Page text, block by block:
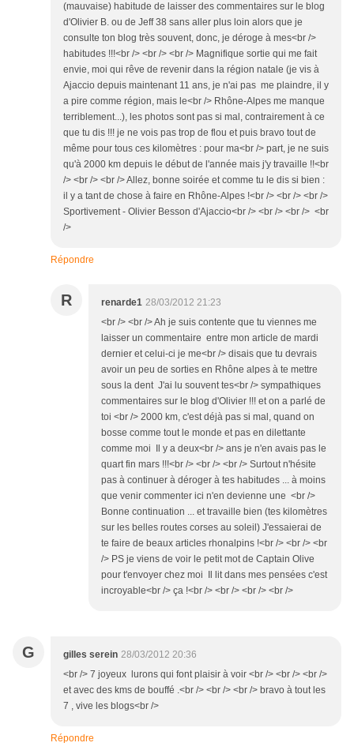
(mauvaise) habitude de laisser des commentaires sur le blog
d'Olivier B. ou de Jeff 38 sans aller plus loin alors que je
consulte ton blog très souvent, donc, je déroge à mes<br />
habitudes !!!<br /> <br /> <br /> Magnifique sortie qui me fait
envie, moi qui rêve de revenir dans la région natale (je vis à
Ajaccio depuis maintenant 11 ans, je n'ai pas me plaindre, il y
a pire comme région, mais le<br /> Rhône-Alpes me manque
terriblement...), les photos sont pas si mal, contrairement à ce
que tu dis !!! je ne vois pas trop de flou et puis bravo tout de
même pour tous ces kilomètres : pour ma<br /> part, je ne suis
qu'à 2000 km depuis le début de l'année mais j'y travaille !!<br
/> <br /> <br /> Allez, bonne soirée et comme tu le dis si bien :
il y a tant de chose à faire en Rhône-Alpes !<br /> <br /> <br />
Sportivement - Olivier Besson d'Ajaccio<br /> <br /> <br /> <br
/>
Répondre
R renarde1 28/03/2012 21:23
<br /> <br /> Ah je suis contente que tu viennes me
laisser un commentaire entre mon article de mardi
dernier et celui-ci je me<br /> disais que tu devrais
avoir un peu de sorties en Rhône alpes à te mettre
sous la dent J'ai lu souvent tes<br /> sympathiques
commentaires sur le blog d'Olivier !!! et on a parlé de
toi <br /> 2000 km, c'est déjà pas si mal, quand on
bosse comme tout le monde et pas en dilettante
comme moi Il y a deux<br /> ans je n'en avais pas le
quart fin mars !!!<br /> <br /> <br /> Surtout n'hésite
pas à continuer à déroger à tes habitudes ... à moins
que venir commenter ici n'en devienne une <br />
Bonne continuation ... et travaille bien (tes kilomètres
sur les belles routes corses au soleil) J'essaierai de
te faire de beaux articles rhonalpins !<br /> <br /> <br
/> PS je viens de voir le petit mot de Captain Olive
pour t'envoyer chez moi Il lit dans mes pensées c'est
incroyable<br /> ça !<br /> <br /> <br /> <br />
G gilles serein 28/03/2012 20:36
<br /> 7 joyeux lurons qui font plaisir à voir <br /> <br /> <br />
et avec des kms de bouffé .<br /> <br /> <br /> bravo à tout les
7 , vive les blogs<br />
Répondre